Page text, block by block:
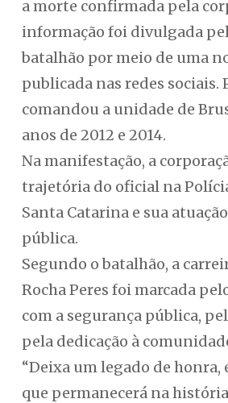
a morte confirmada pela
informação foi divulgada
batalhão por meio de uma
publicada nas redes sociais.
comandou a unidade de
anos de 2012 e 2014.
Na manifestação, a
trajetória do oficial na
Santa Catarina e sua
pública.
Segundo o batalhão, a
Rocha Peres foi marcada
com a segurança pública,
pela dedicação à
“Deixa um legado de honra,
que permanecerá na história